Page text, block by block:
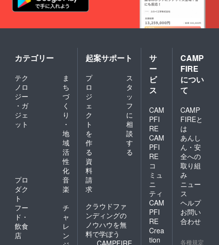
カテゴリー
テク
ノロ
ジー
・ガ
ジェ
ット
ま
ち
づ
く
り
・
地
域
活
性
化
プロ
ダク
ト
音
楽
フー
ド・
飲食
店
チ
ャ
レ
ン
起案サポート
プ
ロ
ジ
ェ
ク
ト
を
作
る
ス
タ
ッ
フ
に
相
談
す
る
資
料
請
求
クラウドファ
ンディングの
ノウハウを無
料で学ぼう
サ
ー
ビ
ス
CAM
PFI
RE
CAM
PFI
RE
コ
ミュ
ニ
ティ
CAM
PFI
RE
Crea
tion
CAMP
FIRE
につい
て
CAMP
FIREと
は
あんし
ん・安
全への
取り組
み
ニュー
ス
ヘルプ
お問い
合わせ
各種規定